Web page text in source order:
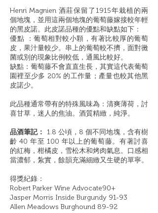
Henri Magnien 酒莊保留了1915年栽植的兩
個地塊，並用這兩個地塊的葡萄藤嫁接較年輕
的黑皮諾。此皮諾品種的優點和缺點如下：
優點 ：葡萄相對較小顆，有著比較厚的葡萄
皮，果汁量較少。串上的葡萄較不擠，面對黴
菌或別的現象比例較低，通風比較好。
缺點：葡萄藤不會直直生長，其實這代表葡萄
園裡至少多 20% 的工作量； 產量也較其他黑
皮諾少。
此品種通常帶有的特殊風味為：清爽薄荷，討
喜甘草，迷人的焦油。酒質精緻，純淨。
品酒筆記： 1.8 公頃，8 個不同地塊，含有樹
齡 40 年至 100 年以上的葡萄藤。有著討喜
的紅梅，柑橘皮，雪松木和烤肉氣息。口感相
當濃郁，紮實，餘韻充滿細緻又生硬的單寧。
得獎紀錄：
Robert Parker Wine Advocate90+
Jasper Morris Inside Burgundy 91-93
Allen Meadows Burghound 89-92